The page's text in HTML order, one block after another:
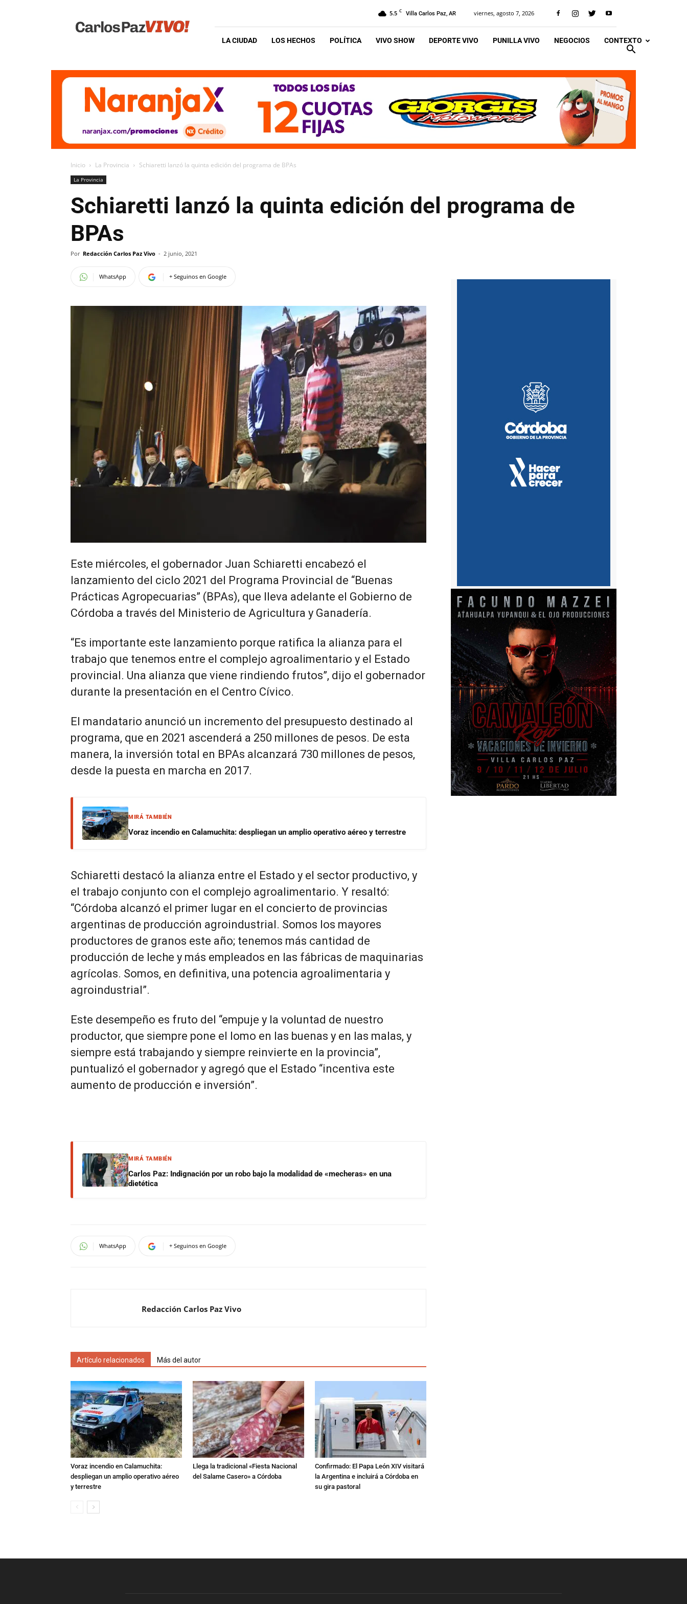
Vivo
5.5 C Villa Carlos Paz, AR viernes, agosto 7, 2026
LA CIUDAD LOS HECHOS POLÍTICA VIVO SHOW DEPORTE VIVO PUNILLA VIVO NEGOCIOS CONTEXTO
Inicio La Provincia Schiaretti lanzó la quinta edición del programa de BPAs
La Provincia
Schiaretti lanzó la quinta edición del programa de
BPAs
Por Redacción Carlos Paz Vivo - 2 junio, 2021
WhatsApp + Seguinos en Google
Este miércoles, el gobernador Juan Schiaretti encabezó el
lanzamiento del ciclo 2021 del Programa Provincial de “Buenas
Prácticas Agropecuarias” (BPAs), que lleva adelante el Gobierno de
Córdoba a través del Ministerio de Agricultura y Ganadería.
“Es importante este lanzamiento porque ratifica la alianza para el
trabajo que tenemos entre el complejo agroalimentario y el Estado
provincial. Una alianza que viene rindiendo frutos”, dijo el gobernador
durante la presentación en el Centro Cívico.
El mandatario anunció un incremento del presupuesto destinado al
programa, que en 2021 ascenderá a 250 millones de pesos. De esta
manera, la inversión total en BPAs alcanzará 730 millones de pesos,
desde la puesta en marcha en 2017.
MIRÁ TAMBIÉN
Voraz incendio en Calamuchita: despliegan un amplio operativo aéreo y terrestre
Schiaretti destacó la alianza entre el Estado y el sector productivo, y
el trabajo conjunto con el complejo agroalimentario. Y resaltó:
“Córdoba alcanzó el primer lugar en el concierto de provincias
argentinas de producción agroindustrial. Somos los mayores
productores de granos este año; tenemos más cantidad de
producción de leche y más empleados en las fábricas de maquinarias
agrícolas. Somos, en definitiva, una potencia agroalimentaria y
agroindustrial”.
Este desempeño es fruto del “empuje y la voluntad de nuestro
productor, que siempre pone el lomo en las buenas y en las malas, y
siempre está trabajando y siempre reinvierte en la provincia”,
puntualizó el gobernador y agregó que el Estado “incentiva este
aumento de producción e inversión”.
MIRÁ TAMBIÉN
Carlos Paz: Indignación por un robo bajo la modalidad de «mecheras» en una
dietética
WhatsApp + Seguinos en Google
Redacción Carlos Paz Vivo
Artículo relacionados Más del autor
Voraz incendio en Calamuchita:
despliegan un amplio operativo aéreo
y terrestre
Llega la tradicional «Fiesta Nacional
del Salame Casero» a Córdoba
Confirmado: El Papa León XIV visitará
la Argentina e incluirá a Córdoba en
su gira pastoral